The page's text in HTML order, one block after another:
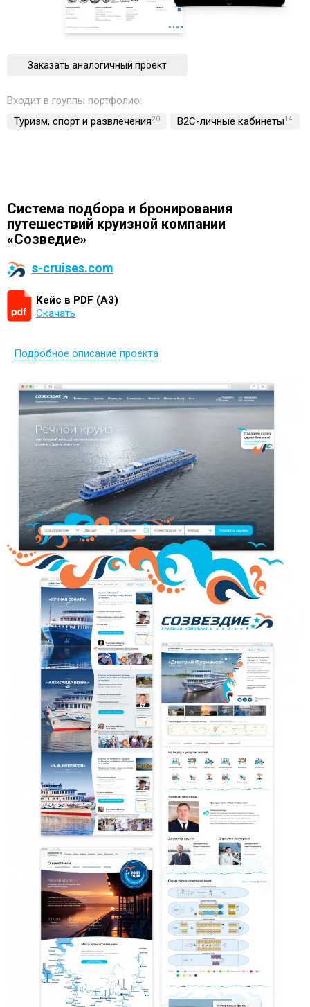
Заказать аналогичный проект
Входит в группы портфолио:
Туризм, спорт и развлечения20 B2C-личные кабинеты14
Система подбора и бронирования
путешествий круизной компании
«Созведие»
s-cruises.com
Кейс в PDF (А3)
Скачать
Подробное описание проекта